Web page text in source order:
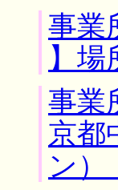
事業
】
事業
京都
ン）